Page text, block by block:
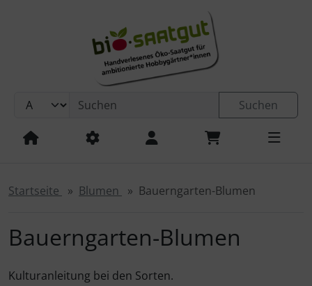
Springe zum Inhalt
Springe zum Login-Button
Springe zum Button für Einstellungen
Suchen
Startseite Blumen Bauerngarten-Blumen
Bauerngarten-Blumen
Kulturanleitung bei den Sorten.